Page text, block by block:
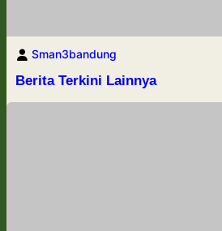
Sman3bandung
Berita Terkini Lainnya